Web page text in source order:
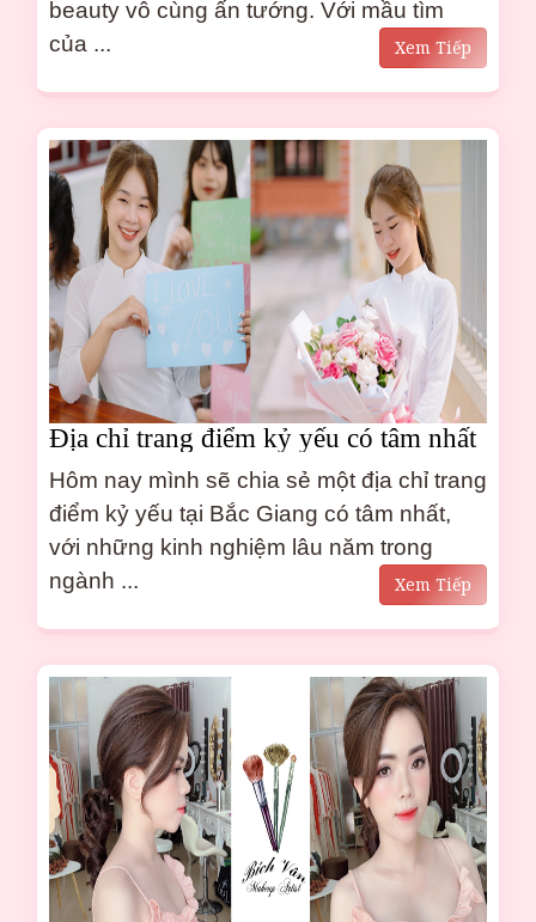
beauty vô cùng ấn tướng. Với mầu tìm
của ...
Xem Tiếp
Địa chỉ trang điểm kỷ yếu có tâm nhất
tại Bắc Giang
Hôm nay mình sẽ chia sẻ một địa chỉ trang
điểm kỷ yếu tại Bắc Giang có tâm nhất,
với những kinh nghiệm lâu năm trong
ngành ...
Xem Tiếp